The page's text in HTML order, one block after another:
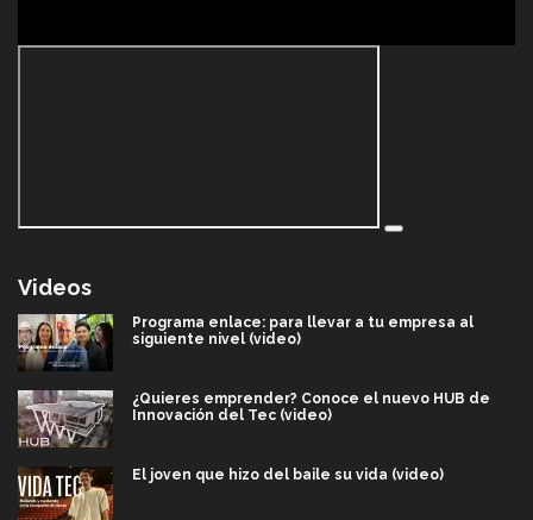
Videos
Programa enlace: para llevar a tu empresa al
siguiente nivel (video)
¿Quieres emprender? Conoce el nuevo HUB de
Innovación del Tec (video)
El joven que hizo del baile su vida (video)